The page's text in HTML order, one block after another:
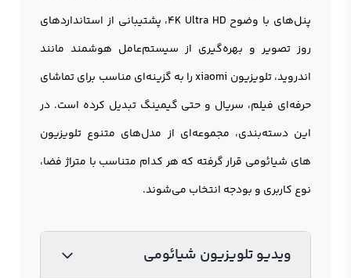
پنل‌های با وضوح 4K Ultra HD، پشتیبانی از استانداردهای
روز تصویر و بهره‌گیری از سیستم‌عامل هوشمند مانند
اندروید، تلویزیون xiaomi را به گزینه‌ای مناسب برای تماشای
حرفه‌ای فیلم، سریال و حتی گیمینگ تبدیل کرده است. در
این دسته‌بندی، مجموعه‌ای از مدل‌های متنوع تلویزیون
های شیائومی قرار گرفته که هر کدام متناسب با متراژ فضا،
نوع کاربری و بودجه انتخاب می‌شوند.
ویدیو تلویزیون شیائومی